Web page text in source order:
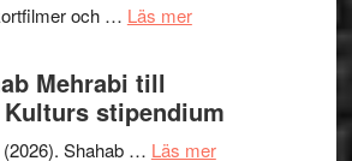
X-
I
Want
to
och … Läs merom
presenterar
Mehrabi till
stipendium
(2026). Shahab … Läs merom